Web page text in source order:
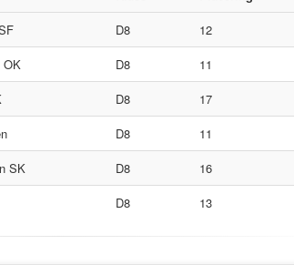
D8
12
OK D8
11
D8
17
D8
11
SK D8
16
D8 13